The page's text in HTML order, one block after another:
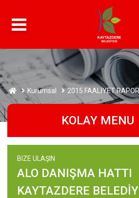
Kurumsal 2015 FAALİYET
KOLAY MENU
BIZE ULAŞIN
ALO DANIŞMA HATTI
KAYTAZDERE